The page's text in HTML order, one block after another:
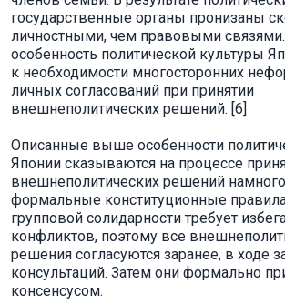
государственные органы пронизаны
личностными, чем правовыми
особенность политической культуры
к необходимости многосторонних
личных согласований при принятии
внешнеполитических решений. [6]
Описанные выше особенности
Японии сказываются на процессе
внешнеполитических решений
формальные конституционные
групповой солидарности требует
конфликтов, поэтому все
решения согласуются заранее, в ходе
консультаций. Затем они формально
консенсусом.